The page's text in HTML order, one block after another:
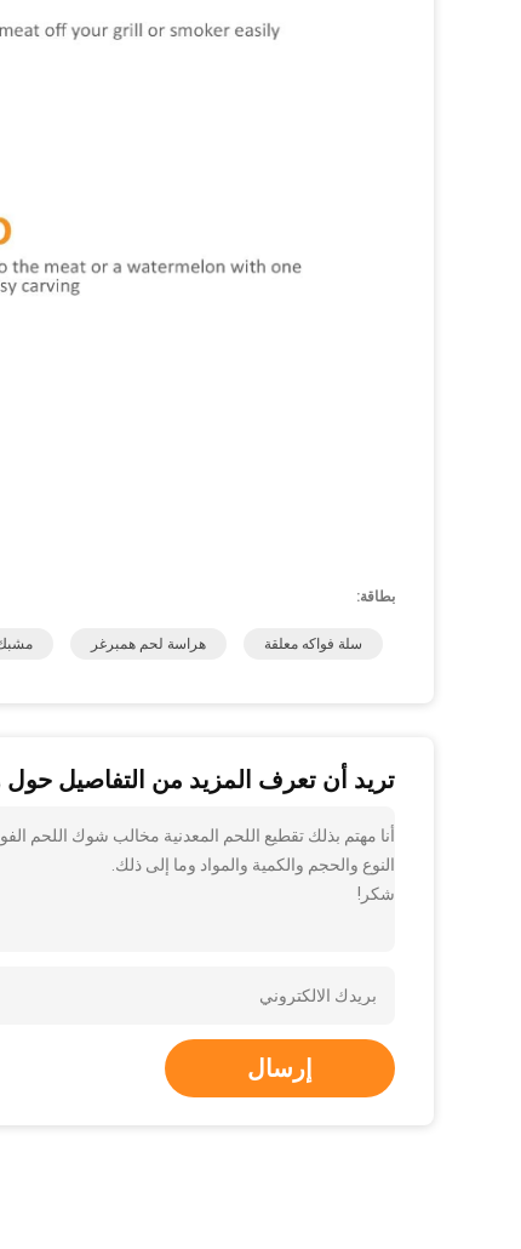
بطاقة:
سلة فواكه معلقة هراسة لحم همبرغر
تريد أن تعرف المزيد من التفاصيل حول
أنا مهتم بذلك تقطيع اللحم المعدنية مخالب شوك اللحم
النوع والحجم والكمية والمواد وما إلى ذلك.
شكر!
إرسال